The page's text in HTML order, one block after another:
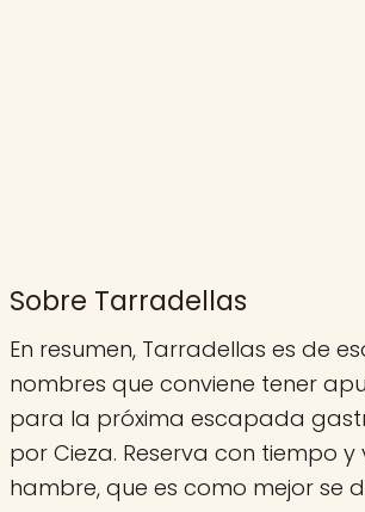
Sobre Tarradellas
En resumen, Tarradellas es de
nombres que conviene tener
para la próxima escapada
por Cieza. Reserva con tiempo y
hambre, que es como mejor se